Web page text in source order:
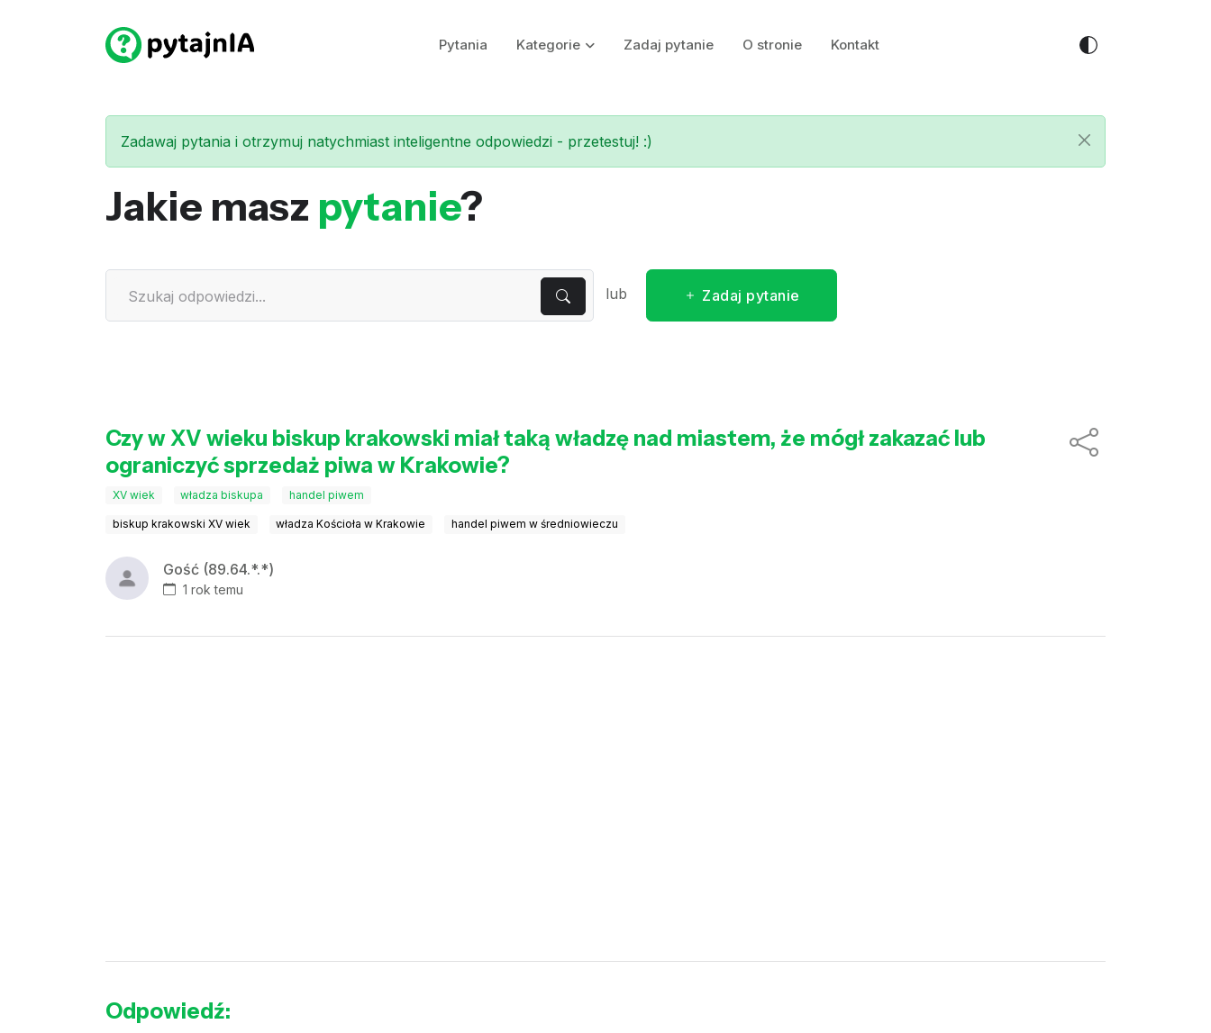
Pytania Kategorie Zadaj pytanie O stronie Kontakt
Zadawaj pytania i otrzymuj natychmiast inteligentne odpowiedzi - przetestuj! :)
Jakie masz pytanie?
lub Zadaj pytanie
Czy w XV wieku biskup krakowski miał taką władzę nad miastem, że mógł zakazać lub
ograniczyć sprzedaż piwa w Krakowie?
XV wiek władza biskupa handel piwem
biskup krakowski XV wiek władza Kościoła w Krakowie handel piwem w średniowieczu
Gość (89.64.*.*)
1 rok temu
Odpowiedź: